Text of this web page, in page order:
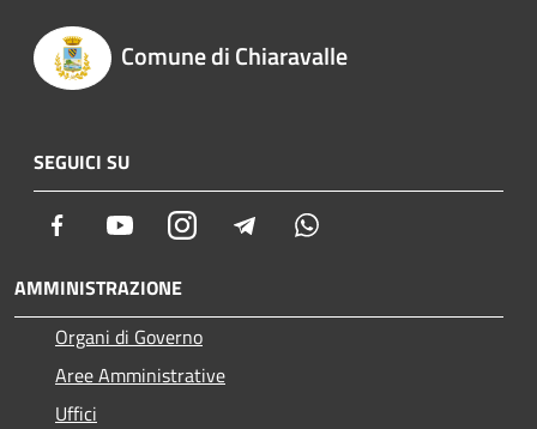
Comune di Chiaravalle
SEGUICI SU
Facebook YoutubeInstagram Telegram
AMMINISTRAZIONE
Organi di Governo
Aree Amministrative
Uffici